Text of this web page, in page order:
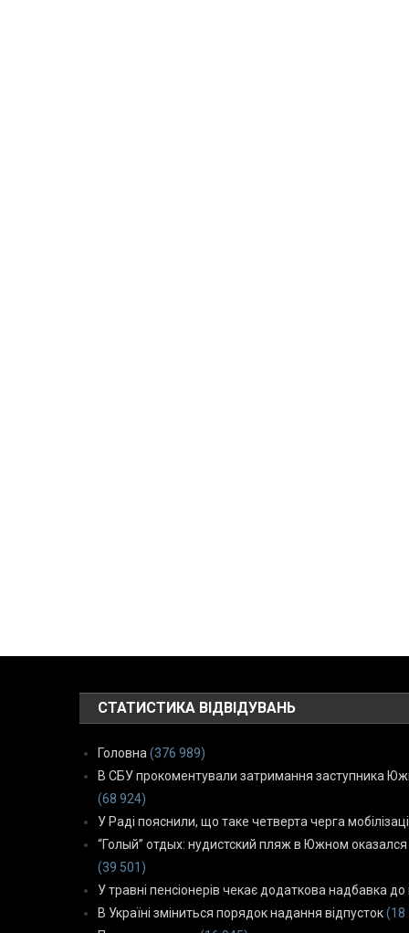
СТАТИСТИКА ВІДВІДУВАНЬ
Головна (376 989)
В СБУ прокоментували затримання заступника
(68 924)
У Раді пояснили, що таке четверта черга
“Голый” отдых: нудистский пляж в Южном
(39 501)
У травні пенсіонерів чекає додаткова надбавка до
В Україні зміниться порядок надання відпусток (18